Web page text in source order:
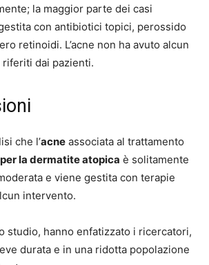
la maggior parte dei casi
con antibiotici topici, perossido
retinoidi. L’acne non ha avuto alcun
dai pazienti.
che l’acne associata al trattamento
la dermatite atopica è solitamente
e viene gestita con terapie
intervento.
studio, hanno enfatizzato i ricercatori,
durata e in una ridotta popolazione